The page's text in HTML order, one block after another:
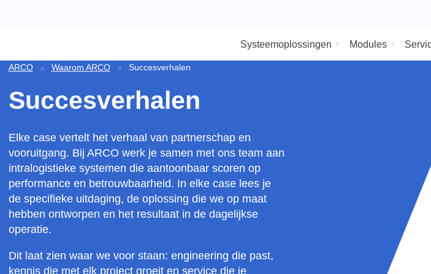
Systeemoplossingen Modules
Succesverhalen
Elke case vertelt het verhaal van partnerschap en
vooruitgang. Bij ARCO werk je samen met ons team aan
intralogistieke systemen die aantoonbaar scoren op
performance en betrouwbaarheid. In elke case lees je
de specifieke uitdaging, de oplossing die we op maat
hebben ontworpen en het resultaat in de dagelijkse
operatie.